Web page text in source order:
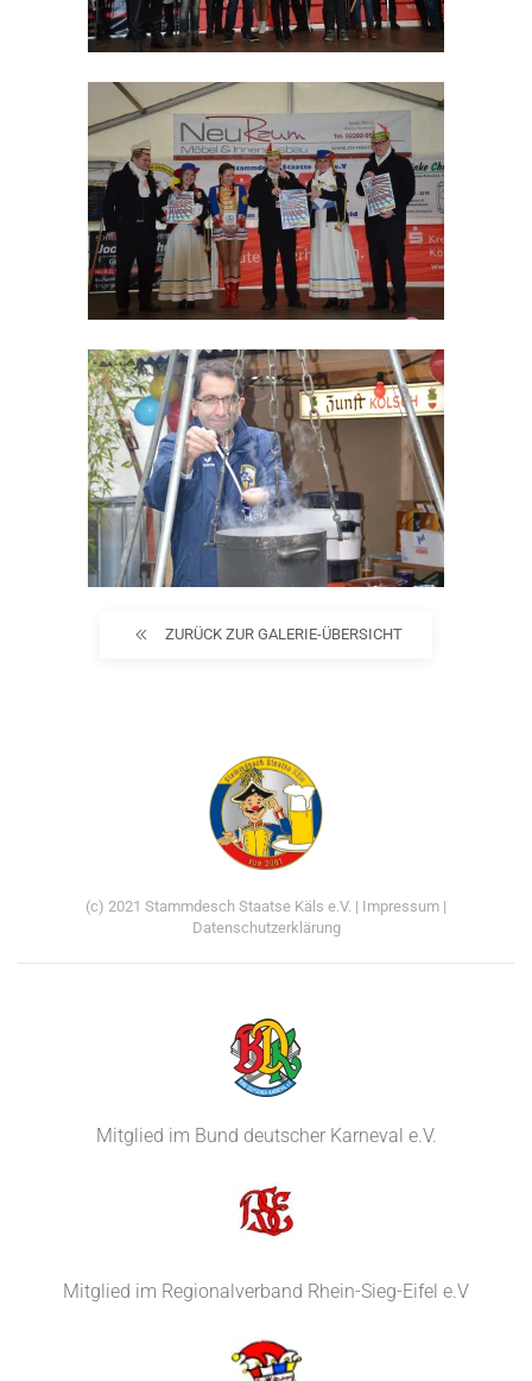
ZURÜCK ZUR GALERIE-ÜBERSICHT
(c) 2021 Stammdesch Staatse Käls e.V. | Impressum |
Datenschutzerklärung
Mitglied im Bund deutscher Karneval e.V.
Mitglied im Regionalverband Rhein-Sieg-Eifel e.V